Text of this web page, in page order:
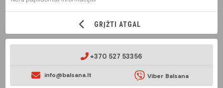
GRĮŽTI ATGAL
+370 527 53356
info@balsana.lt Viber Balsana